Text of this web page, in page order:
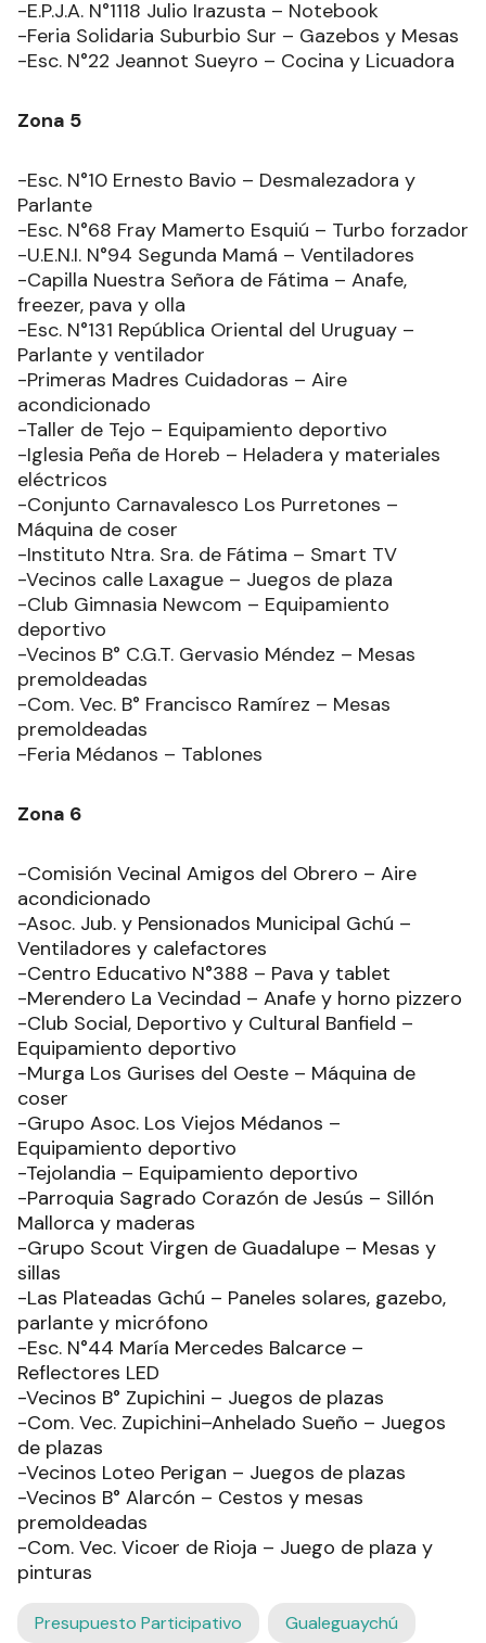
-E.P.J.A. N°1118 Julio Irazusta – Notebook
-Feria Solidaria Suburbio Sur – Gazebos y Mesas
-Esc. N°22 Jeannot Sueyro – Cocina y Licuadora
Zona 5
-Esc. N°10 Ernesto Bavio – Desmalezadora y
Parlante
-Esc. N°68 Fray Mamerto Esquiú – Turbo forzador
-U.E.N.I. N°94 Segunda Mamá – Ventiladores
-Capilla Nuestra Señora de Fátima – Anafe,
freezer, pava y olla
-Esc. N°131 República Oriental del Uruguay –
Parlante y ventilador
-Primeras Madres Cuidadoras – Aire
acondicionado
-Taller de Tejo – Equipamiento deportivo
-Iglesia Peña de Horeb – Heladera y materiales
eléctricos
-Conjunto Carnavalesco Los Purretones –
Máquina de coser
-Instituto Ntra. Sra. de Fátima – Smart TV
-Vecinos calle Laxague – Juegos de plaza
-Club Gimnasia Newcom – Equipamiento
deportivo
-Vecinos B° C.G.T. Gervasio Méndez – Mesas
premoldeadas
-Com. Vec. B° Francisco Ramírez – Mesas
premoldeadas
-Feria Médanos – Tablones
Zona 6
-Comisión Vecinal Amigos del Obrero – Aire
acondicionado
-Asoc. Jub. y Pensionados Municipal Gchú –
Ventiladores y calefactores
-Centro Educativo N°388 – Pava y tablet
-Merendero La Vecindad – Anafe y horno pizzero
-Club Social, Deportivo y Cultural Banfield –
Equipamiento deportivo
-Murga Los Gurises del Oeste – Máquina de
coser
-Grupo Asoc. Los Viejos Médanos –
Equipamiento deportivo
-Tejolandia – Equipamiento deportivo
-Parroquia Sagrado Corazón de Jesús – Sillón
Mallorca y maderas
-Grupo Scout Virgen de Guadalupe – Mesas y
sillas
-Las Plateadas Gchú – Paneles solares, gazebo,
parlante y micrófono
-Esc. N°44 María Mercedes Balcarce –
Reflectores LED
-Vecinos B° Zupichini – Juegos de plazas
-Com. Vec. Zupichini–Anhelado Sueño – Juegos
de plazas
-Vecinos Loteo Perigan – Juegos de plazas
-Vecinos B° Alarcón – Cestos y mesas
premoldeadas
-Com. Vec. Vicoer de Rioja – Juego de plaza y
pinturas
Presupuesto Participativo Gualeguaychú